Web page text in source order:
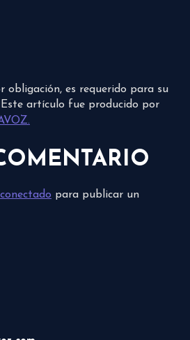
obligación, es requerido para su
artículo fue producido por
conectado para publicar un